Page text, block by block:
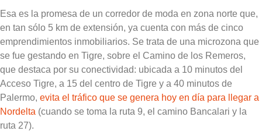
Esa es la promesa de un corredor de moda en zona norte que,
en tan sólo 5 km de extensión, ya cuenta con más de cinco
emprendimientos inmobiliarios. Se trata de una microzona que
se fue gestando en Tigre, sobre el Camino de los Remeros,
que destaca por su conectividad: ubicada a 10 minutos del
Acceso Tigre, a 15 del centro de Tigre y a 40 minutos de
Palermo, evita el tráfico que se genera hoy en día para llegar a
Nordelta (cuando se toma la ruta 9, el camino Bancalari y la
ruta 27).